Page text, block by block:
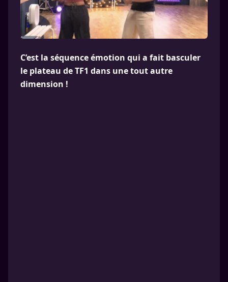
C’est la séquence émotion qui a fait basculer
le plateau de TF1 dans une tout autre
dimension !